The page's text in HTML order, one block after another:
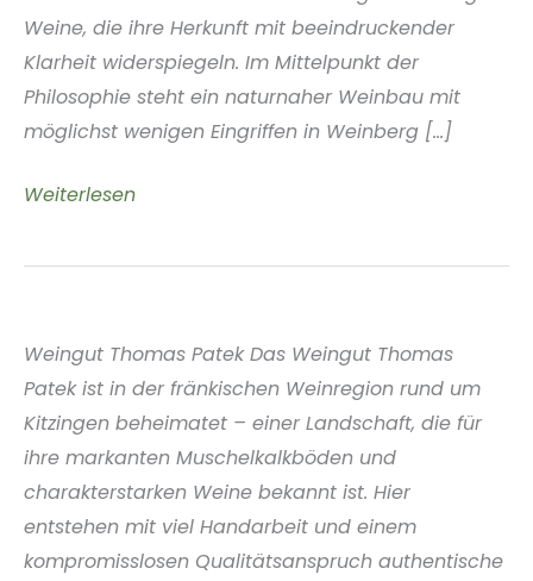
Weine, die ihre Herkunft mit beeindruckender
Klarheit widerspiegeln. Im Mittelpunkt der
Philosophie steht ein naturnaher Weinbau mit
möglichst wenigen Eingriffen in Weinberg [...]
Weinmanufaktur
Schmidt
Weiterlesen
Weingut Thomas Patek Das Weingut Thomas
Patek ist in der fränkischen Weinregion rund um
Kitzingen beheimatet – einer Landschaft, die für
ihre markanten Muschelkalkböden und
charakterstarken Weine bekannt ist. Hier
entstehen mit viel Handarbeit und einem
kompromisslosen Qualitätsanspruch authentische